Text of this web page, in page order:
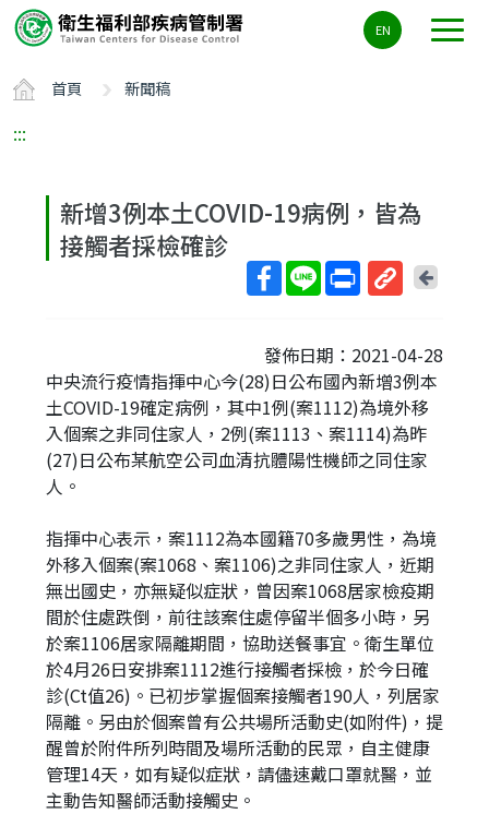
要
容
ALT+C
EN
首頁 新聞稿
:::
新增3例本土COVID-19病例，皆為
接觸者採檢確診
短
網
址
回
頁
發佈日期：2021-04-28
中央流行疫情指揮中心今(28)日公布國內新增3例本
土COVID-19確定病例，其中1例(案1112)為境外移
入個案之非同住家人，2例(案1113、案1114)為昨
(27)日公布某航空公司血清抗體陽性機師之同住家
人。
指揮中心表示，案1112為本國籍70多歲男性，為境
外移入個案(案1068、案1106)之非同住家人，近期
無出國史，亦無疑似症狀，曾因案1068居家檢疫期
間於住處跌倒，前往該案住處停留半個多小時，另
於案1106居家隔離期間，協助送餐事宜。衛生單位
於4月26日安排案1112進行接觸者採檢，於今日確
診(Ct值26)。已初步掌握個案接觸者190人，列居家
隔離。另由於個案曾有公共場所活動史(如附件)，提
醒曾於附件所列時間及場所活動的民眾，自主健康
管理14天，如有疑似症狀，請儘速戴口罩就醫，並
主動告知醫師活動接觸史。